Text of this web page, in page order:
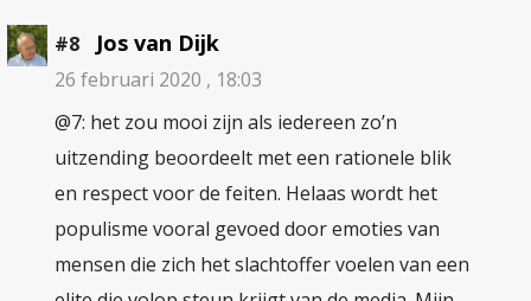
#8 Jos van Dijk
26 februari 2020 , 18:03
@7: het zou mooi zijn als iedereen zo’n
uitzending beoordeelt met een rationele blik
en respect voor de feiten. Helaas wordt het
populisme vooral gevoed door emoties van
mensen die zich het slachtoffer voelen van een